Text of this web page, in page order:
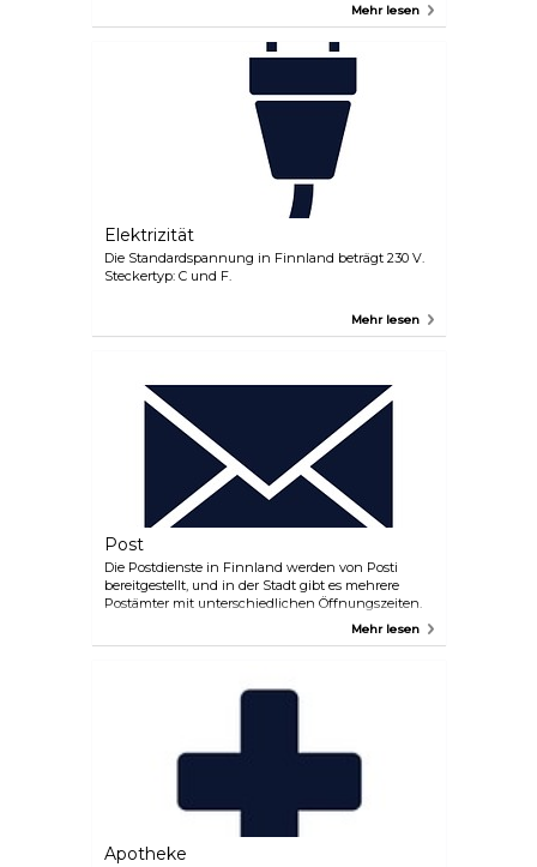
Mehr lesen
Elektrizität
Die Standardspannung in Finnland beträgt 230 V.
Steckertyp: C und F.
Mehr lesen
Post
Die Postdienste in Finnland werden von Posti
bereitgestellt, und in der Stadt gibt es mehrere
Postämter mit unterschiedlichen Öffnungszeiten.
Mehr lesen
Apotheke